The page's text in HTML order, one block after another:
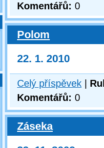
Komentářů: 0
Polom
22. 1. 2010
Celý příspěvek
Komentářů: 0
Záseka